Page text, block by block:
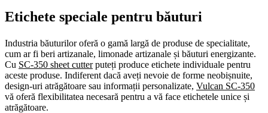
Etichete speciale pentru băuturi
Industria băuturilor oferă o gamă largă de produse de specialitate,
cum ar fi beri artizanale, limonade artizanale și băuturi energizante.
Cu SC-350 sheet cutterputeți produce etichete individuale pentru
aceste produse. Indiferent dacă aveți nevoie de forme neobișnuite,
design-uri atrăgătoare sau informații personalizate, Vulcan SC-350
vă oferă flexibilitatea necesară pentru a vă face etichetele unice și
atrăgătoare.